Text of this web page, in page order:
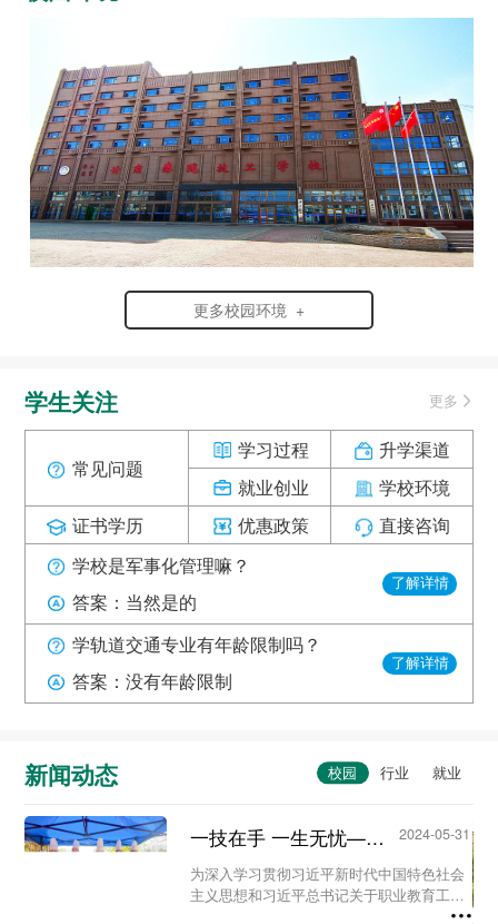
更多校园环境 +
学生关注 更多
常见问题
学习过程
就业创业
升学渠道
学校环境
证书学历
优惠政策
直接咨询
学校是军事化管理嘛？
答案：当然是的
了解详情
学轨道交通专业有年龄限制吗？
答案：没有年龄限制
了解详情
新闻动态
一技在手 一生无忧——甘肃秦陇技工学校职教活动周系列活动...
2024-05-31
为深入学习贯彻习近平新时代中国特色社会
主义思想和习近平总书记关于职业教育工作
的重要指示精神及全国职业教育大会精神，